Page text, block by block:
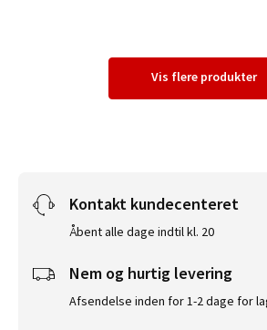
Vis flere produkter
Kontakt kundecenteret
Åbent alle dage indtil kl. 20
Nem og hurtig levering
Afsendelse inden for 1-2 dage for